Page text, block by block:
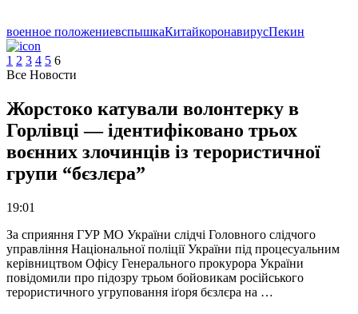
военное положениевспышкаКитайкоронавирусПекин
1 2 3 4 5 6
Все Новости
Жорстоко катували волонтерку в
Горлівці — ідентифіковано трьох
воєнних злочинців із терористичної
групи “бєзлєра”
19:01
За сприяння ГУР МО України слідчі Головного слідчого
управління Національної поліції України під процесуальним
керівництвом Офісу Генерального прокурора України
повідомили про підозру трьом бойовикам російського
терористичного угруповання іґоря бєзлєра на …